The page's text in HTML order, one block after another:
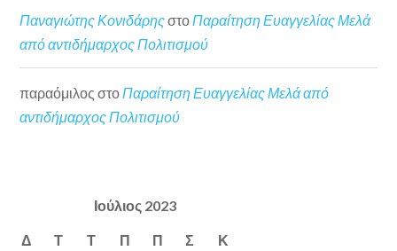
Παναγιώτης Κονιδάρηςστο Παραίτηση Ευαγγελίας Μελά
από αντιδήμαρχος Πολιτισμού
παραόμιλος στο Παραίτηση Ευαγγελίας Μελά από
αντιδήμαρχος Πολιτισμού
Ιούλιος 2023
Δ Τ Τ Π Π Σ Κ